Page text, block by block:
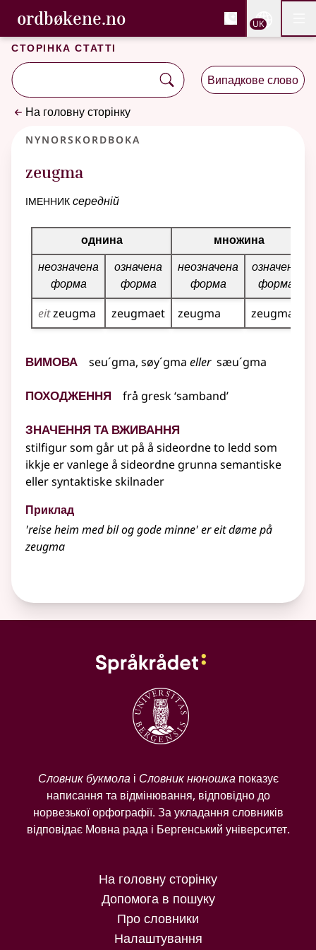
Перейти до основного вмісту
Доступність
ordbøkene.no, Cловник букмола та
Cловник букмола та Словник нюношка
UK
Сторінка статті
Випадкове слово
На головну сторінку
Nynorskordboka
zeugma
іменниксередній
Таблиця відмінювання для цього іменника
однина
множина
неозначена
форма
означена
форма
неозначена
форма
означена
форма
eitzeugma zeugmaet zeugma zeugmaa
Вимова seu´gma, søy´gma eller sæu´gma
Походження frå gresk‘samband’
Значення та вживання
stilfigur som går ut på å sideordne to ledd som
ikkje er vanlege å sideordne grunna semantiske
eller syntaktiske skilnader
Приклад
'reise heim med bil og gode minne' er eit døme på
zeugma
Словник букмолаі Словник нюношкапоказує
написання та відмінювання, відповідно до
норвезької орфографії. За укладання словників
відповідає Мовна рада і Бергенський університет.
На головну сторінку
Допомога в пошуку
Про словники
Налаштування